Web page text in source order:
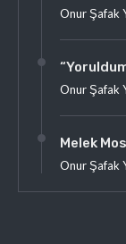
Onur Şafak
Onur Şafak
Melek
Onur Şafak